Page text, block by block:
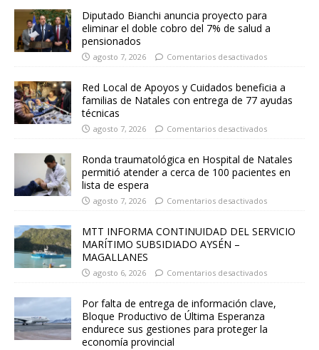
Diputado Bianchi anuncia proyecto para
eliminar el doble cobro del 7% de salud a
pensionados
agosto 7, 2026 Comentarios desactivados
Red Local de Apoyos y Cuidados beneficia a
familias de Natales con entrega de 77 ayudas
técnicas
agosto 7, 2026 Comentarios desactivados
Ronda traumatológica en Hospital de Natales
permitió atender a cerca de 100 pacientes en
lista de espera
agosto 7, 2026 Comentarios desactivados
MTT INFORMA CONTINUIDAD DEL SERVICIO
MARÍTIMO SUBSIDIADO AYSÉN –
MAGALLANES
agosto 6, 2026 Comentarios desactivados
Por falta de entrega de información clave,
Bloque Productivo de Última Esperanza
endurece sus gestiones para proteger la
economía provincial